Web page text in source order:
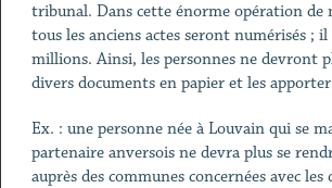
tribunal. Dans cette énorme opération de
tous les anciens actes seront numérisés ; il
millions. Ainsi, les personnes ne devront
divers documents en papier et les
Ex. : une personne née à Louvain qui se
partenaire anversois ne devra plus se
auprès des communes concernées avec les